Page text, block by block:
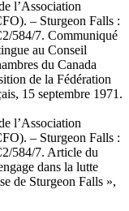
l’Association
– Sturgeon Falls :
584/7. Communiqué
au Conseil
du Canada
de la Fédération
15 septembre 1971.
l’Association
– Sturgeon Falls :
584/7. Article du
dans la lutte
de Sturgeon Falls »,